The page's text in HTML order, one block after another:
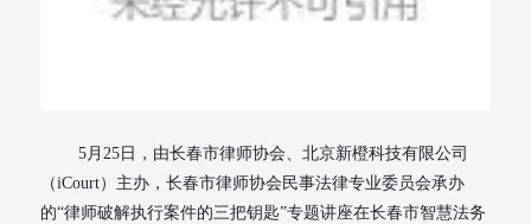
5月25日，由长春市律师协会、北京新橙科技有限公司
（iCourt）主办，长春市律师协会民事法律专业委员会承办
的“律师破解执行案件的三把钥匙”专题讲座在长春市智慧法务